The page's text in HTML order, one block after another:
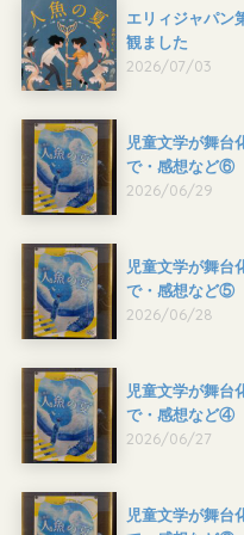
エリィジャパン
観ました
2026/07/03
児童文学が舞台
で・感想など⑥
2026/06/29
児童文学が舞台
で・感想など⑤
2026/06/28
児童文学が舞台
で・感想など④
2026/06/27
児童文学が舞台